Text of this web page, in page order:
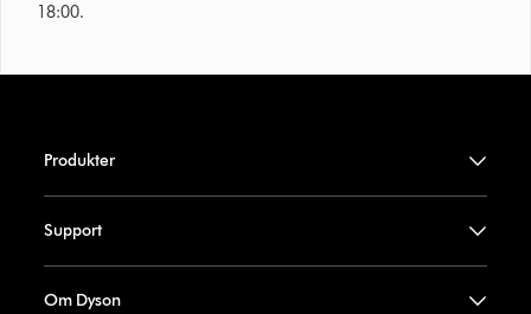
18:00.
Produkter
Support
Om Dyson